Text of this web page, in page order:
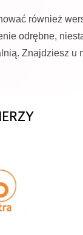
również
odrębne,
Znajdziesz u